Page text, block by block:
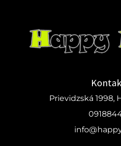
Prievidzská 1998,